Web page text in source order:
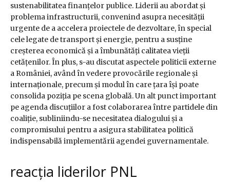
sustenabilitatea finanțelor publice. Liderii au abordat și
problema infrastructurii, convenind asupra necesității
urgente de a accelera proiectele de dezvoltare, în special
cele legate de transport și energie, pentru a susține
creșterea economică și a îmbunătăți calitatea vieții
cetățenilor. În plus, s-au discutat aspectele politicii externe
a României, având în vedere provocările regionale și
internaționale, precum și modul în care țara își poate
consolida poziția pe scena globală. Un alt punct important
pe agenda discuțiilor a fost colaborarea între partidele din
coaliție, subliniindu-se necesitatea dialogului și a
compromisului pentru a asigura stabilitatea politică
indispensabilă implementării agendei guvernamentale.
reacția liderilor PNL